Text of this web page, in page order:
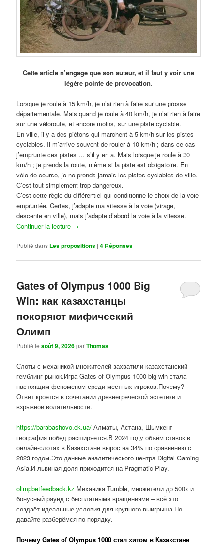
Cette article n’engage que son auteur, et il faut y voir une
légère pointe de provocation.
Lorsque je roule à 15 km/h, je n’ai rien à faire sur une grosse
départementale. Mais quand je roule à 40 km/h, je n’ai rien à faire
sur une véloroute, et encore moins, sur une piste cyclable.
En ville, il y a des piétons qui marchent à 5 km/h sur les pistes
cyclables. Il m’arrive souvent de rouler à 10 km/h ; dans ce cas
j’emprunte ces pistes … s’il y en a. Mais lorsque je roule à 30
km/h ; je prends la route, même si la piste est obligatoire. En
vélo de course, je ne prends jamais les pistes cyclables de ville.
C’est tout simplement trop dangereux.
C’est cette règle du différentiel qui conditionne le choix de la voie
empruntée. Certes, j’adapte ma vitesse à la voie (virage,
descente en ville), mais j’adapte d’abord la voie à la vitesse.
Continuer la lecture →
Publié dans Les propositions |4 Réponses
Gates of Olympus 1000 Big
Win: как казахстанцы
покоряют мифический
Олимп
Publié leaoût 9, 2026parThomas
Слоты с механикой множителей захватили казахстанский
гемблинг-рынок.Игра Gates of Olympus 1000 big win стала
настоящим феноменом среди местных игроков.Почему?
Ответ кроется в сочетании древнегреческой эстетики и
взрывной волатильности.
https://barabashovo.ck.ua/ Алматы, Астана, Шымкент –
география побед расширяется.В 2024 году объём ставок в
онлайн-слотах в Казахстане вырос на 34% по сравнению с
2023 годом.Это данные аналитического центра Digital Gaming
Asia.И львиная доля приходится на Pragmatic Play.
olimpbetfeedback.kz Механика Tumble, множители до 500x и
бонусный раунд с бесплатными вращениями – всё это
создаёт идеальные условия для крупного выигрыша.Но
давайте разберёмся по порядку.
Почему Gates of Olympus 1000 стал хитом в Казахстане